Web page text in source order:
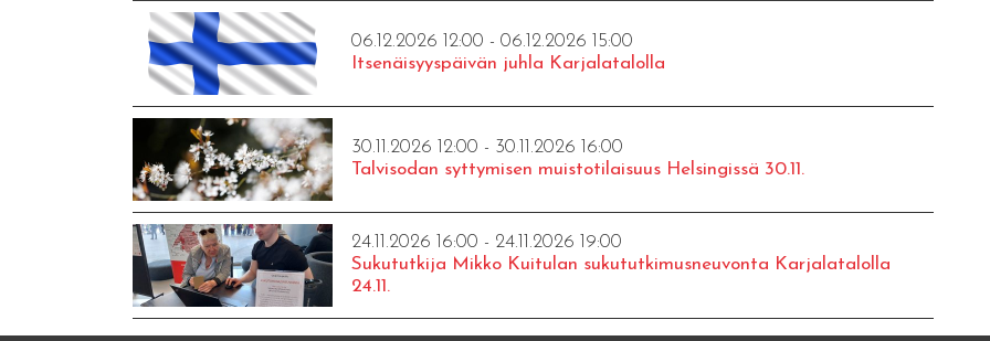
06.12.2026 12:00 - 06.12.2026 15:00
Itsenäisyyspäivän juhla Karjalatalolla
30.11.2026 12:00 - 30.11.2026 16:00
Talvisodan syttymisen muistotilaisuus Helsingissä 30.11.
24.11.2026 16:00 - 24.11.2026 19:00
Sukututkija Mikko Kuitulan sukututkimusneuvonta Karjalatalolla
24.11.